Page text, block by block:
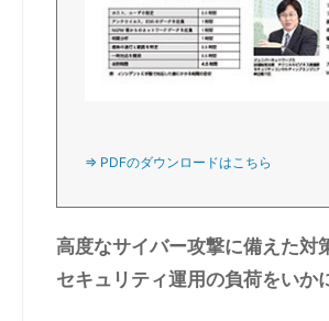
⇒ PDFのダウンロードはこちら
高度なサイバー攻撃に備えた対
セキュリティ運用の負荷をいか